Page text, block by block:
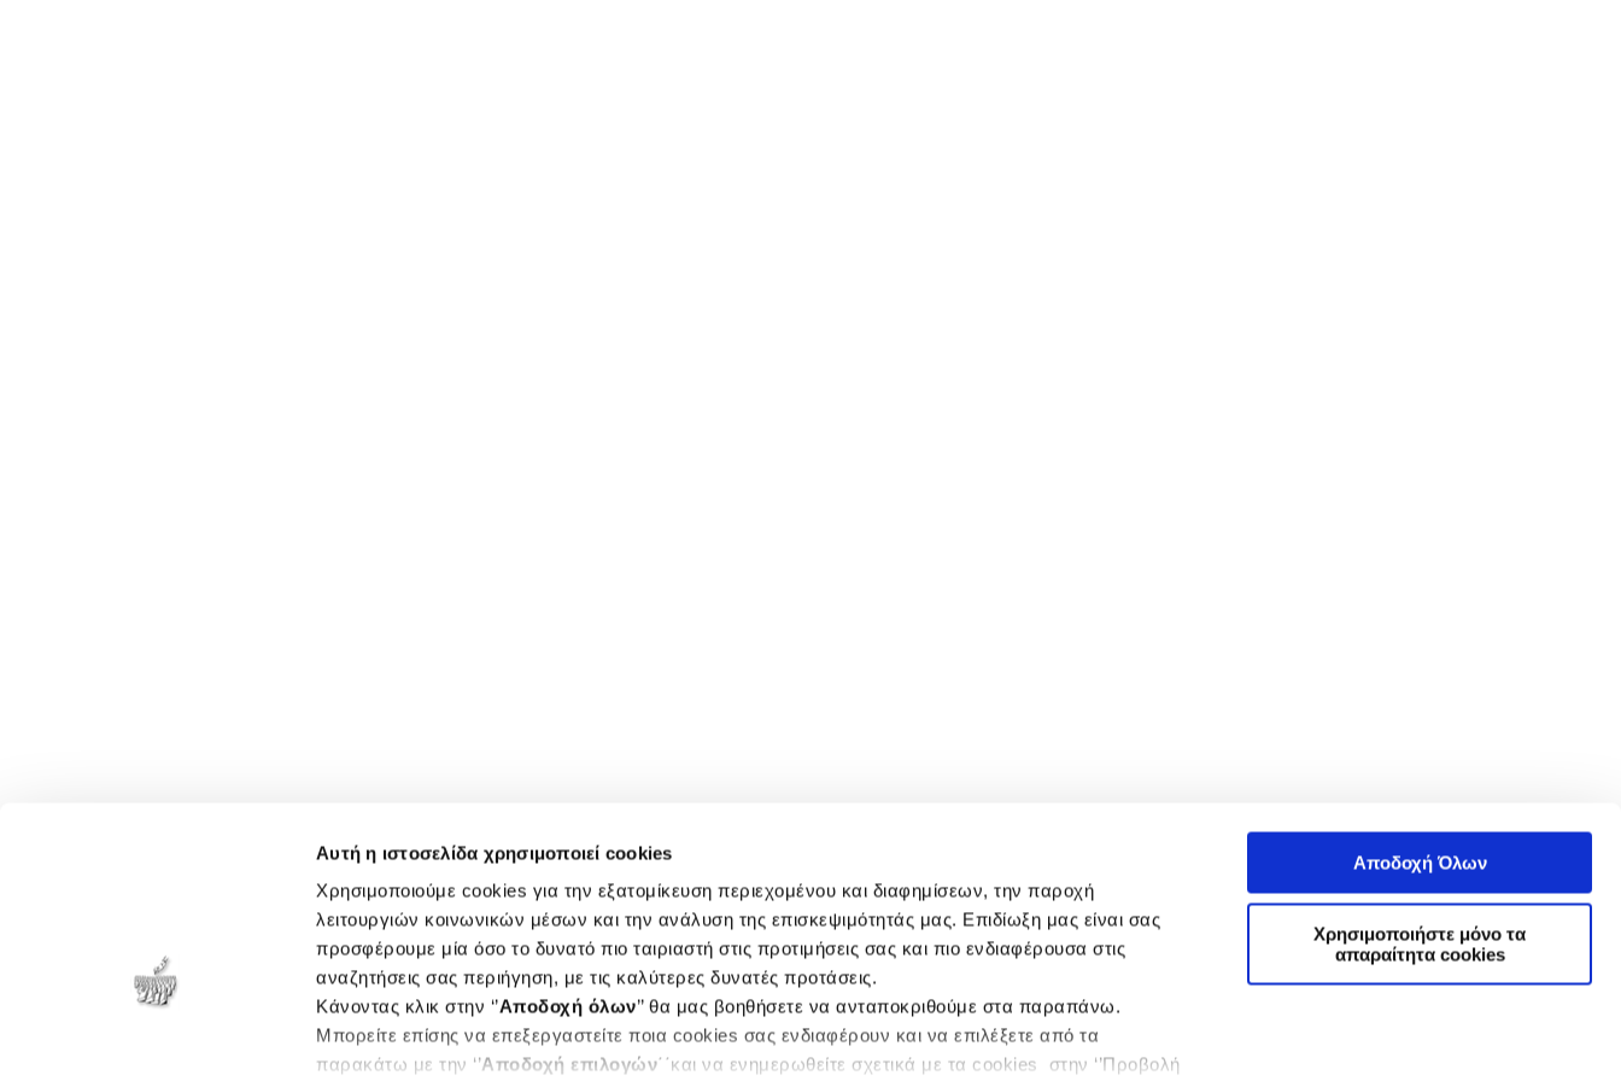
Αυτή η ιστοσελίδα χρησιμοποιεί cookies
Χρησιμοποιούμε cookies για την εξατομίκευση περιεχομένου και διαφημίσεων, την παροχή
λειτουργιών κοινωνικών μέσων και την ανάλυση της επισκεψιμότητάς μας. Επιδίωξη μας είναι σας
προσφέρουμε μία όσο το δυνατό πιο ταιριαστή στις προτιμήσεις σας και πιο ενδιαφέρουσα στις
αναζητήσεις σας περιήγηση, με τις καλύτερες δυνατές προτάσεις.
Κάνοντας κλικ στην ‘’Αποδοχή όλων’’ θα μας βοηθήσετε να ανταποκριθούμε στα παραπάνω.
Μπορείτε επίσης να επεξεργαστείτε ποια cookies σας ενδιαφέρουν και να επιλέξετε από τα
παρακάτω με την ‘’Αποδοχή επιλογών΄΄και να ενημερωθείτε σχετικά με τα cookies στην ‘’Προβολή
Αποδοχή Όλων
Χρησιμοποιήστε μόνο τα
απαραίτητα cookies